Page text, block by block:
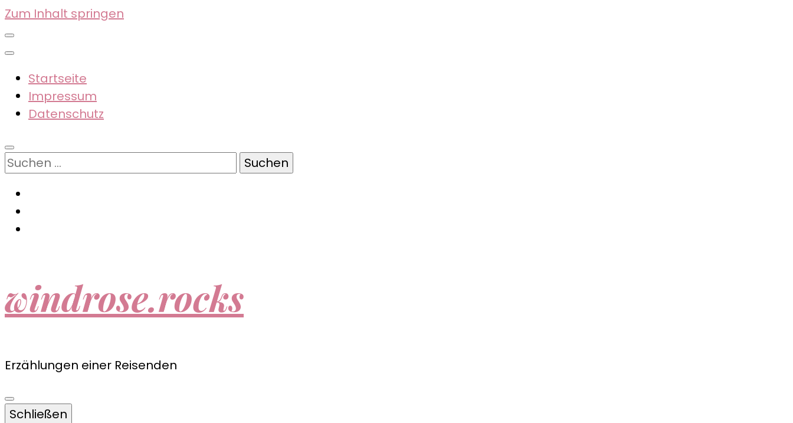
Zum Inhalt springen
Startseite
Impressum
Datenschutz
Suchen
nach:
windrose.rocks
Erzählungen einer Reisenden
Schließen